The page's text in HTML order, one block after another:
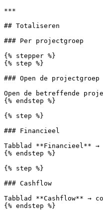
***
## Totaliseren
### Per projectgroep
{% stepper %}
{% step %}
### Open de projectgroep
Open de betreffende
{% endstep %}
{% step %}
### Financieel
Tabblad **Financieel**
{% endstep %}
{% step %}
### Cashflow
Tabblad **Cashflow** →
{% endstep %}